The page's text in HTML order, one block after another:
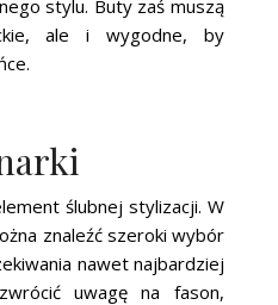
stylu. Buty zaś muszą
ale i wygodne, by
ślubnej stylizacji. W
znaleźć szeroki wybór
nawet najbardziej
uwagę na fason,